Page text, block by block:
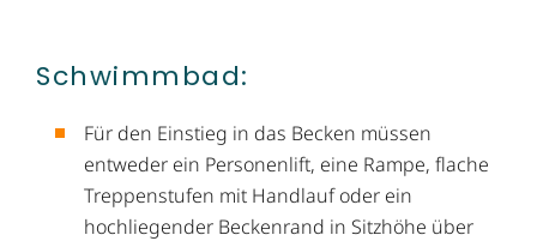
Schwimmbad:
Für den Einstieg in das Becken müssen
entweder ein Personenlift, eine Rampe, flache
Treppenstufen mit Handlauf oder ein
hochliegender Beckenrand in Sitzhöhe über